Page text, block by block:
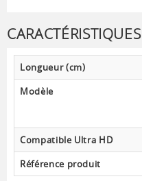
CARACTÉRISTIQUES
Longueur (cm)
Modèle
Compatible Ultra HD
Référence produit